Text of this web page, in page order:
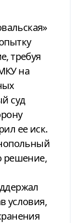
требуя
на
суд
ее иск.
решение,
условия,